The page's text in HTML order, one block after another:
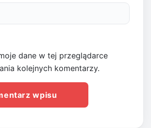
dane w tej przeglądarce
kolejnych komentarzy.